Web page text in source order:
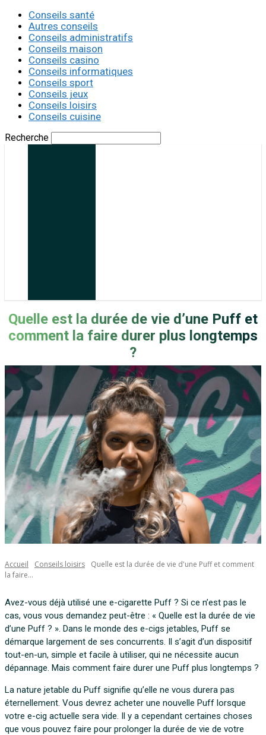
Conseils santé
Autres conseils
Conseils administratifs
Conseils maison
Conseils casino
Conseils informatiques
Conseils sport
Conseils jeux
Conseils loisirs
Conseils cuisine
Recherche
Quelle est la durée de vie d’une Puff et
comment la faire durer plus longtemps
?
Accueil Conseils loisirs
Quelle est la durée de vie d'une Puff et comment
la faire...
Avez-vous déjà utilisé une e-cigarette Puff ? Si ce n’est pas le
cas, vous vous demandez peut-être : « Quelle est la durée de vie
d’une Puff ? ». Dans le monde des e-cigs jetables, Puff se
démarque largement de ses concurrents. Il s’agit d’un dispositif
tout-en-un, simple et facile à utiliser, qui ne nécessite aucun
dépannage. Mais comment faire durer une Puff plus longtemps ?
La nature jetable du Puff signifie qu’elle ne vous durera pas
éternellement. Vous devrez acheter une nouvelle Puff lorsque
votre e-cig actuelle sera vide. Il y a cependant certaines choses
que vous pouvez faire pour prolonger la durée de vie de votre